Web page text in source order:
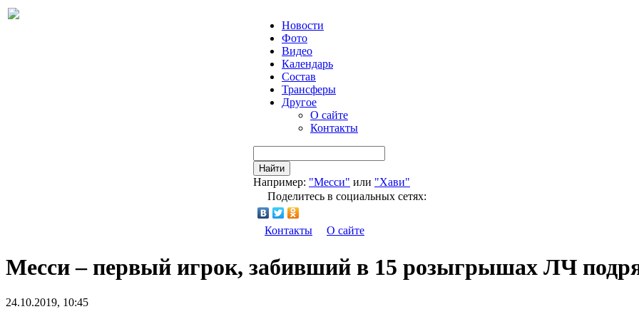
Новости
Фото
Видео
Календарь
Состав
Трансферы
Другое
О сайте
Контакты
Найти
Например: "Месси" или "Хави"
Поделитесь в социальных сетях:
Контакты О сайте
Месси – первый игрок, забивший в 15 розыгрышах ЛЧ
24.10.2019, 10:45